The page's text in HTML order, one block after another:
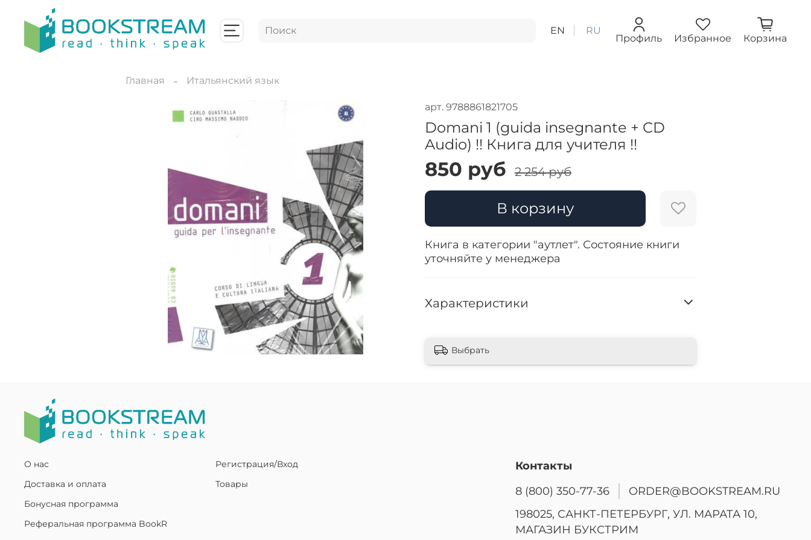
EN RU
Профиль Избранное Корзина
Главная Итальянский язык
арт. 9788861821705
Domani 1 (guida insegnante + CD
Audio) !! Книга для учителя !!
850 руб 2 254 руб
В корзину
Книга в категории "аутлет". Состояние книги
уточняйте у менеджера
Характеристики
Выбрать
О нас
Доставка и оплата
Бонусная программа
Реферальная программа BookR
Регистрация/Вход
Товары
Контакты
8 (800) 350-77-36
ORDER@BOOKSTREAM.RU
198025, САНКТ-ПЕТЕРБУРГ, УЛ. МАРАТА 10,
МАГАЗИН БУКСТРИМ